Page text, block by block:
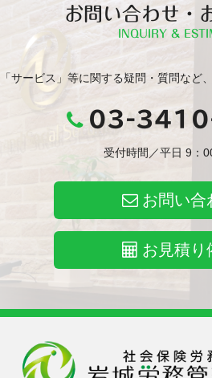
お問い合わせ・
INQUIRY &
「サービス」等に関する疑問・質問など
03-
受付時間／平日 9：
お問い合
お見積り